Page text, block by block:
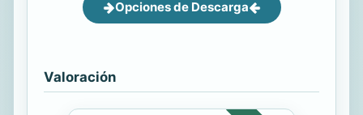
Opciones de Descarga
Valoración